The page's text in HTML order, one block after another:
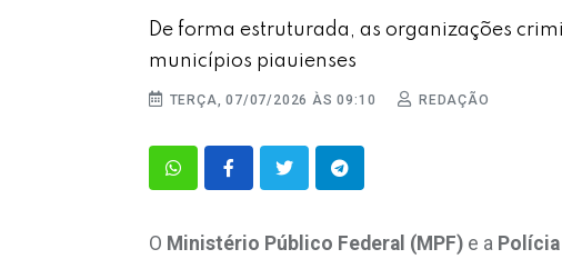
De forma estruturada, as organizações
municípios piauienses
TERÇA, 07/07/2026 ÀS 09:10 REDAÇÃO
O Ministério Público Federal (MPF) e a Polícia